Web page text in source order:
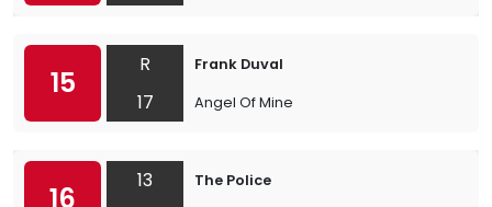
15
R
17
Frank Duval
Angel Of Mine
16
13
The Police